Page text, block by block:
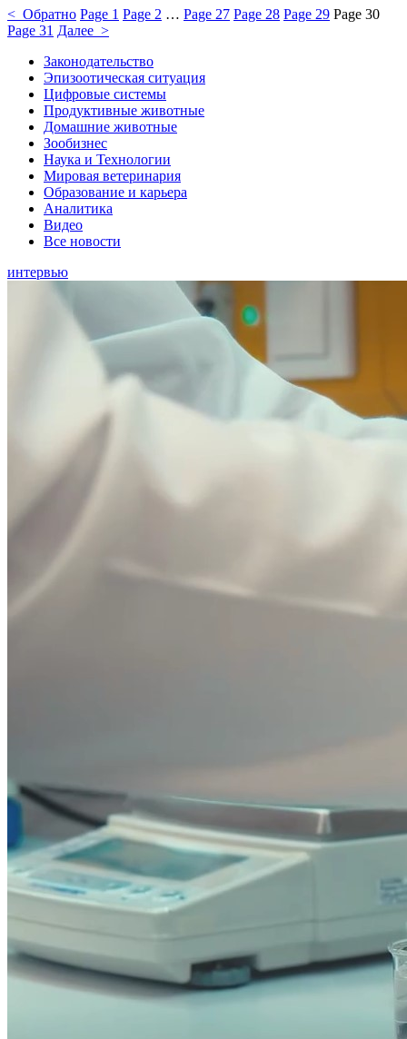
< Обратно Page 1 Page 2 … Page 27 Page 28 Page 29 Page 30
Page 31 Далее >
Законодательство
Эпизоотическая ситуация
Цифровые системы
Продуктивные животные
Домашние животные
Зообизнес
Наука и Технологии
Мировая ветеринария
Образование и карьера
Аналитика
Видео
Все новости
интервью